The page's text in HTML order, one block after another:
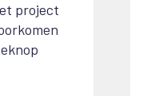
project